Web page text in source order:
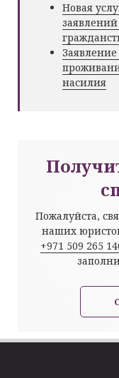
Новая
насилия
Пожалуйста,
наших
+971 509 265